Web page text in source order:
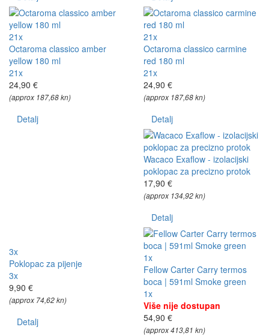
21x
Octaroma classico amber
yellow 180 ml
21x
24,90 €
(approx 187,68 kn)
Detalj
21x
Octaroma classico carmine
red 180 ml
21x
24,90 €
(approx 187,68 kn)
Detalj
3x
Poklopac za pijenje
3x
9,90 €
(approx 74,62 kn)
Detalj
Wacaco Exaflow - izolacijski
poklopac za precizno protok
17,90 €
(approx 134,92 kn)
Detalj
1x
Fellow Carter Carry termos
boca | 591ml Smoke green
1x
Više nije dostupan
54,90 €
(approx 413,81 kn)